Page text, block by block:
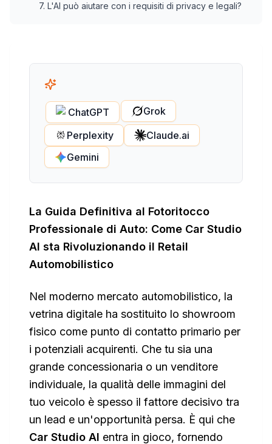
7. L'AI può aiutare con i requisiti di privacy e legali?
ChatGPT
Grok
Perplexity
Claude.ai
Gemini
La Guida Definitiva al Fotoritocco
Professionale di Auto: Come Car Studio
AI sta Rivoluzionando il Retail
Automobilistico
Nel moderno mercato automobilistico, la
vetrina digitale ha sostituito lo showroom
fisico come punto di contatto primario per
i potenziali acquirenti. Che tu sia una
grande concessionaria o un venditore
individuale, la qualità delle immagini del
tuo veicolo è spesso il fattore decisivo tra
un lead e un'opportunità persa. È qui che
Car Studio AI entra in gioco, fornendo